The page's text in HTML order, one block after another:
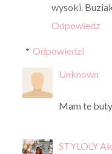
wysoki.
Odpowiedz
Odpowiedzi
Unknown
Mam te
STYLOLY